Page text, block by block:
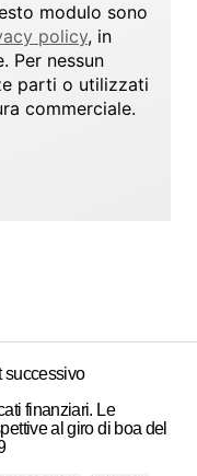
modulo sono
policy, in
Per nessun
parti o utilizzati
commerciale.
successivo
finanziari. Le
al giro di boa del